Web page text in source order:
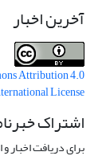
آخرین اخبار
Attribution 4.0
License
اشتراک
برای دریافت اخبار